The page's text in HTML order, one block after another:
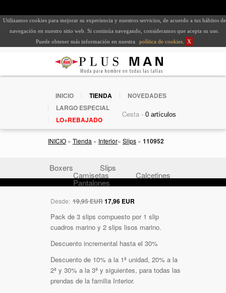
Utilizamos cookies para mejorar su experiencia y nuestros servicios, de acuerdo a tus hábitos de
navegación en nuestro sitio web. Si continúa navegando, consideramos que acepta su uso.
Puede obtener más información en nuestra
política de cookies X
INICIO TIENDA
NOVEDADES
LARGO ESPECIAL
LO+REBAJADO
Cesta -
INICIO » Tienda » Interior» Slips » 110952
Boxers Slips
Camisetas Calcetines
Pantalones
Desde: 19,95 EUR17,96 EUR
Pack de 3 slips compuesto por 1 slip
cuadros marino y 2 slips lisos marino.
Descuento incremental hasta el 30%
Descuento de 10% a la 1ª unidad, 20% a la
2ª y 30% a la 3ª y siguientes, para todas las
prendas de la familia Interior.